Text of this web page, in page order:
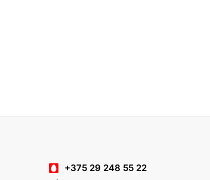
+375 29 248 55 22